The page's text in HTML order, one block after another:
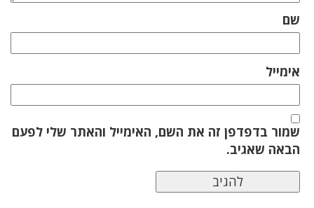
שם
אימייל
שמור בדפדפן זה את השם, האימייל והאתר שלי לפעם
הבאה שאגיב.